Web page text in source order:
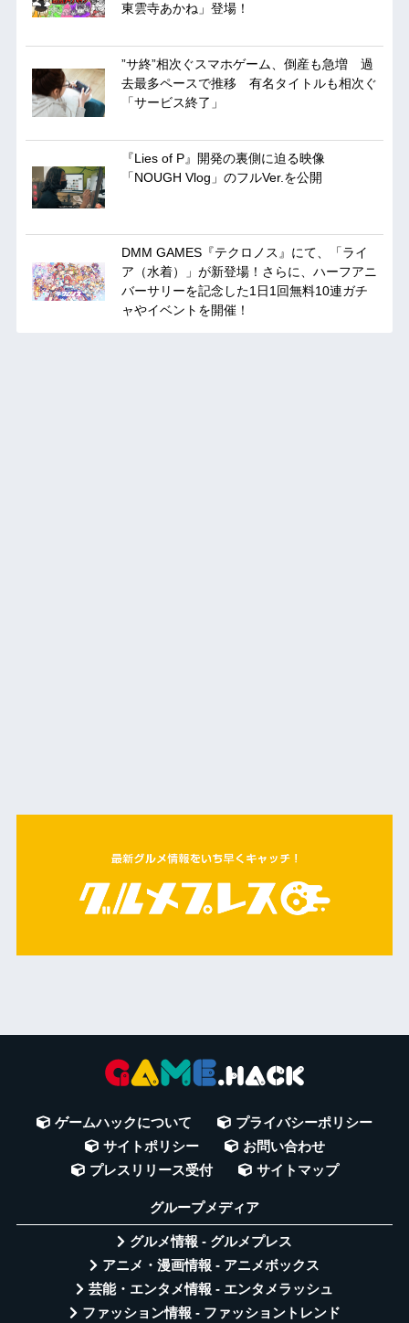
東雲寺あかね」登場！
”サ終”相次ぐスマホゲーム、倒産も急増 過
去最多ペースで推移 有名タイトルも相次ぐ
「サービス終了」
『Lies of P』開発の裏側に迫る映像
「NOUGH Vlog」のフルVer.を公開
DMM GAMES『テクロノス』にて、「ライ
ア（水着）」が新登場！さらに、ハーフアニ
バーサリーを記念した1日1回無料10連ガチ
ャやイベントを開催！
ゲームハックについて
プライバシーポリシー
サイトポリシー
お問い合わせ
プレスリリース受付
サイトマップ
グループメディア
グルメ情報 - グルメプレス
アニメ・漫画情報 - アニメボックス
芸能・エンタメ情報 - エンタメラッシュ
ファッション情報 - ファッショントレンド